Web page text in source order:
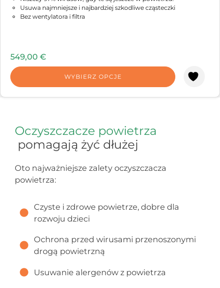
Usuwa najmniejsze i najbardziej szkodliwe cząsteczki
Bez wentylatora i filtra
549,00 €
WYBIERZ OPCJE
Oczyszczacze powietrza
pomagają żyć dłużej
Oto najważniejsze zalety oczyszczacza
powietrza:
Czyste i zdrowe powietrze, dobre dla
rozwoju dzieci
Ochrona przed wirusami przenoszonymi
drogą powietrzną
Usuwanie alergenów z powietrza